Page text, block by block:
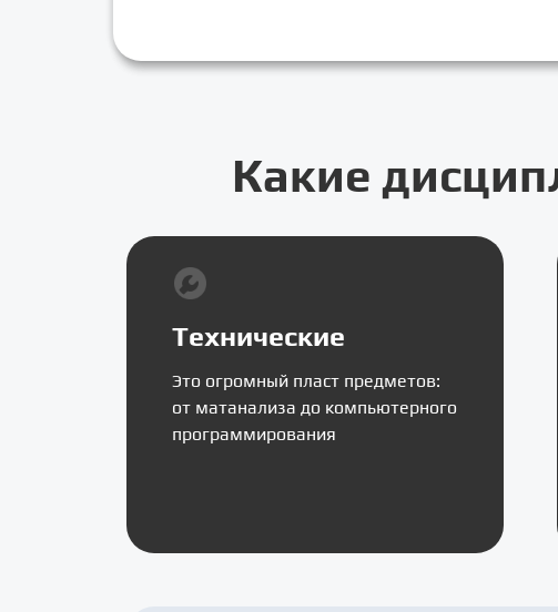
Какие
Технические
Это огромный пласт предметов:
от матанализа до компьютерного
программирования